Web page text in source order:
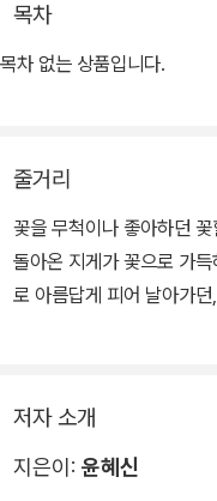
도 꽃으로 피어 날아가는
까지. 풀꽃들과 함께 그윽
당시에는 몰랐지만 뒤늦게
지만 여린 감성을 지녔던
담한 추억의 감정 곡선을
목차
목차 없는 상품입니다.
줄거리
꽃을 무척이나 좋아하던
돌아온 지게가 꽃으로 가
로 아름답게 피어 날아가
저자 소개
지은이: 윤혜신